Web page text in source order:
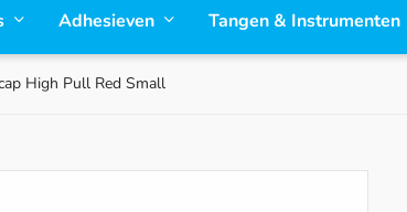
Adhesieven Tangen & Instrumenten
High Pull Red Small